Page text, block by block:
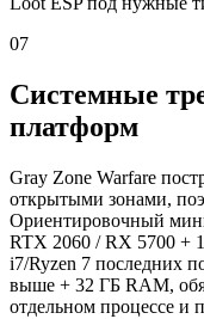
07
Системные
платформ
Gray Zone Warfare
открытыми зонами,
Ориентировочный
RTX 2060 / RX 5700 +
i7/Ryzen 7 последних
выше + 32 ГБ RAM,
отдельном процессе и